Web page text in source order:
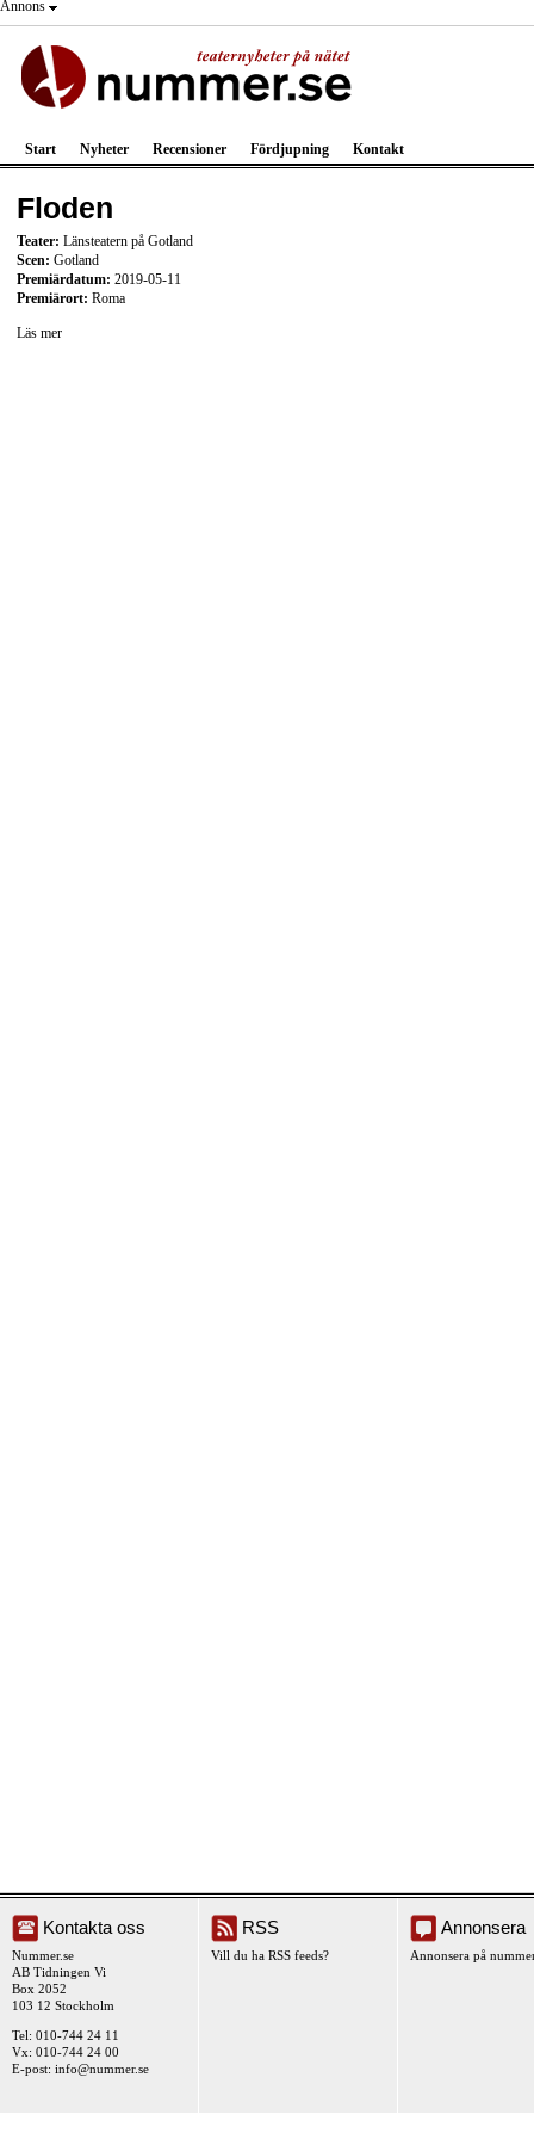
Annons
Start Nyheter Recensioner Fördjupning Kontakt
Floden
Teater: Länsteatern på Gotland
Scen: Gotland
Premiärdatum: 2019-05-11
Premiärort: Roma
Läs mer
Kontakta oss
Nummer.se
AB Tidningen Vi
Box 2052
103 12 Stockholm
Tel: 010-744 24 11
Vx: 010-744 24 00
E-post: info@nummer.se
RSS
Vill du ha RSS feeds?
Annonsera
Annonsera på